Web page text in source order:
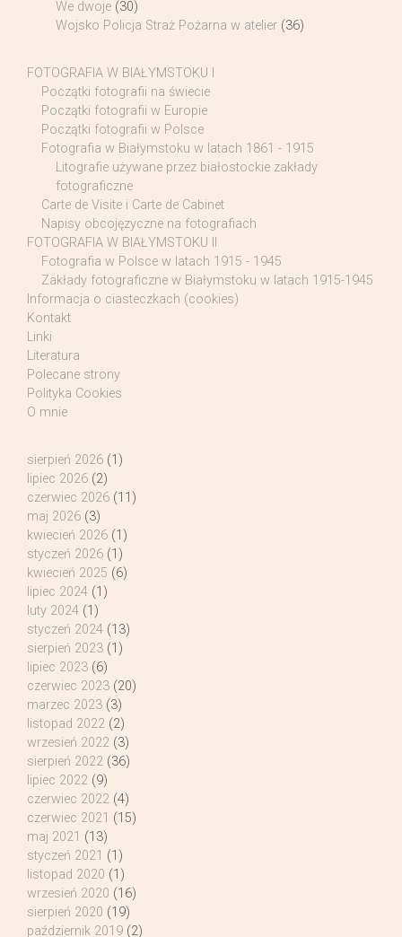
We dwoje (30)
Wojsko Policja Straż Pożarna w atelier (36)
FOTOGRAFIA W BIAŁYMSTOKU I
Początki fotografii na świecie
Początki fotografii w Europie
Początki fotografii w Polsce
Fotografia w Białymstoku w latach 1861 - 1915
Litografie używane przez białostockie zakłady
fotograficzne
Carte de Visite i Carte de Cabinet
Napisy obcojęzyczne na fotografiach
FOTOGRAFIA W BIAŁYMSTOKU II
Fotografia w Polsce w latach 1915 - 1945
Zakłady fotograficzne w Białymstoku w latach 1915-1945
Informacja o ciasteczkach (cookies)
Kontakt
Linki
Literatura
Polecane strony
Polityka Cookies
O mnie
sierpień 2026 (1)
lipiec 2026 (2)
czerwiec 2026 (11)
maj 2026 (3)
kwiecień 2026 (1)
styczeń 2026 (1)
kwiecień 2025 (6)
lipiec 2024 (1)
luty 2024 (1)
styczeń 2024 (13)
sierpień 2023 (1)
lipiec 2023 (6)
czerwiec 2023 (20)
marzec 2023 (3)
listopad 2022 (2)
wrzesień 2022 (3)
sierpień 2022 (36)
lipiec 2022 (9)
czerwiec 2022 (4)
czerwiec 2021 (15)
maj 2021 (13)
styczeń 2021 (1)
listopad 2020 (1)
wrzesień 2020 (16)
sierpień 2020 (19)
październik 2019 (2)